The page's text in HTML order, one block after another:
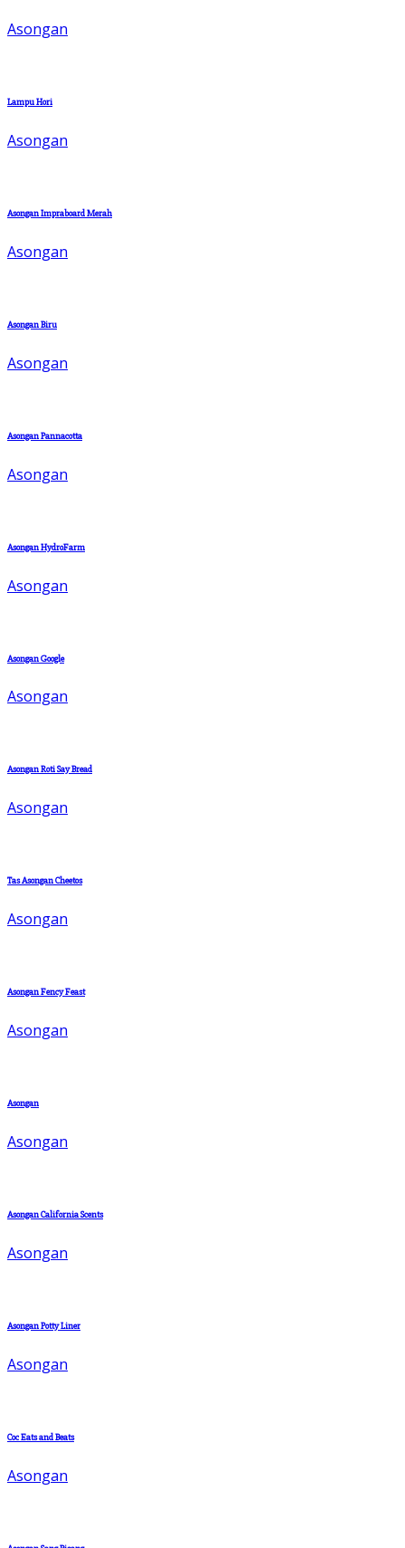
Asongan
Lampu Hori
Asongan
Asongan Impraboard Merah
Asongan
Asongan Biru
Asongan
Asongan Pannacotta
Asongan
Asongan HydroFarm
Asongan
Asongan Google
Asongan
Asongan Roti Say Bread
Asongan
Tas Asongan Cheetos
Asongan
Asongan Fency Feast
Asongan
Asongan
Asongan
Asongan California Scents
Asongan
Asongan Potty Liner
Asongan
Coc Eats and Beats
Asongan